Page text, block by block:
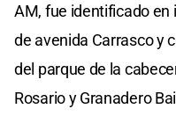
AM, fue identificado en
de avenida Carrasco y
del parque de la
Rosario y Granadero